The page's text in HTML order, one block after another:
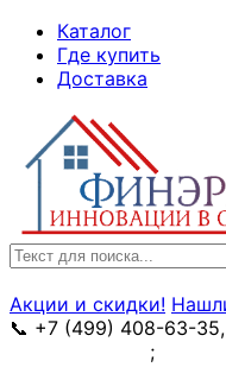
Skip
Content
Каталог
Где купить
Доставка
Search
for:
Акции и скидки!
📞 +7 (499) 408-63-
;